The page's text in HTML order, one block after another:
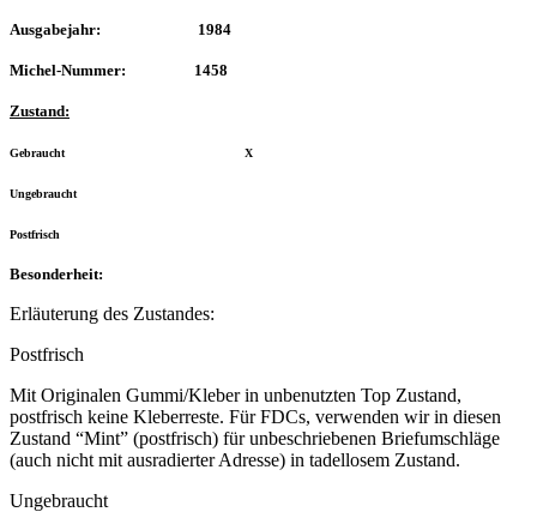
Ausgabejahr: 1984
Michel-Nummer: 1458
Zustand:
Gebraucht X
Ungebraucht
Postfrisch
Besonderheit:
Erläuterung des Zustandes:
Postfrisch
Mit Originalen Gummi/Kleber in unbenutzten Top Zustand,
postfrisch keine Kleberreste. Für FDCs, verwenden wir in diesen
Zustand “Mint” (postfrisch) für unbeschriebenen Briefumschläge
(auch nicht mit ausradierter Adresse) in tadellosem Zustand.
Ungebraucht